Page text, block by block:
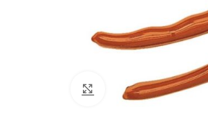
Click to enlarge